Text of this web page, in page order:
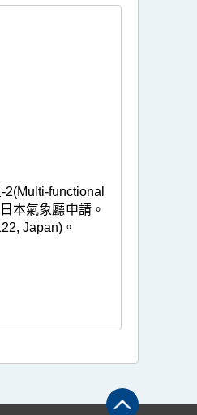
functional
本氣象廳申請。
Japan)。